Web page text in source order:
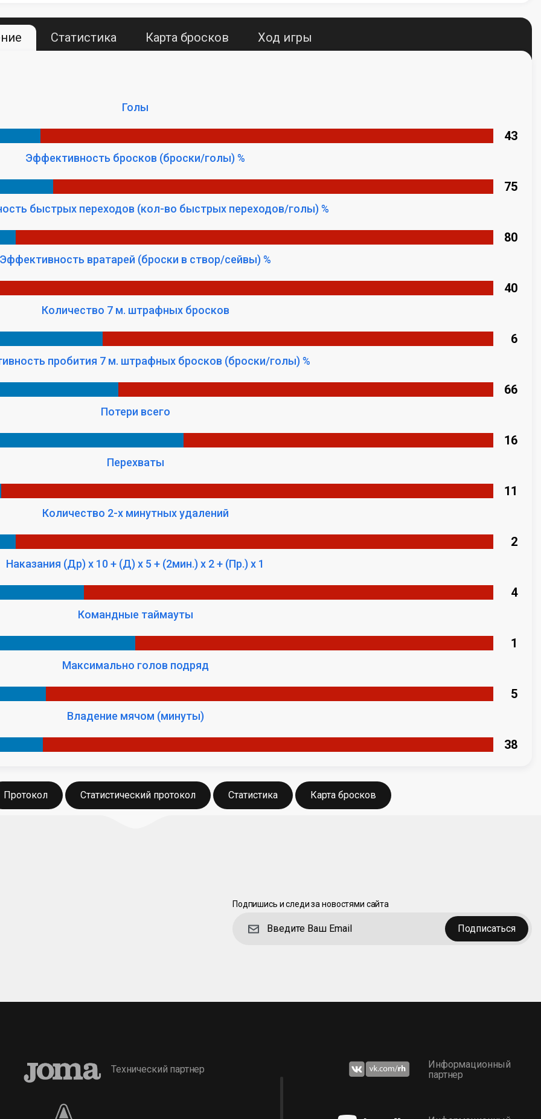
Статистика Карта бросков Ход игры
Голы
43
Эффективность бросков (броски/голы) %
75
быстрых переходов (кол-во быстрых переходов/голы) %
80
Эффективность вратарей (броски в створ/сейвы) %
40
Количество 7 м. штрафных бросков
6
пробития 7 м. штрафных бросков (броски/голы) %
66
Потери всего
16
Перехваты
11
Количество 2-х минутных удалений
2
Наказания (Др) x 10 + (Д) x 5 + (2мин.) x 2 + (Пр.) x 1
4
Командные таймауты
1
Максимально голов подряд
5
Владение мячом (минуты)
38
Протокол Статистический протокол Статистика Карта бросков
Подпишись и следи за новостями сайта
Подписаться
Технический партнер
Информационный
партнер